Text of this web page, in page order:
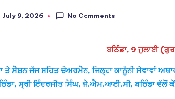
July 9, 2026 No Comments
ਬਠਿੰਡਾ, 9 ਜੁਲਾਈ
ਤੇ ਸੈਸ਼ਨ ਜੱਜ ਸਹਿਤ ਚੇਅਰਮੈਨ, ਜਿਲ੍ਹਾ ਕਾਨੂੰਨੀ ਸੇਵਾਵਾਂ
ਸ੍ਰੀ ਇੰਦਰਜੀਤ ਸਿੰਘ, ਜੇ.ਐਮ.ਆਈ.ਸੀ, ਬਠਿੰਡਾ ਵੱਲੋਂ